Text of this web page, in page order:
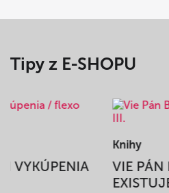
Tipy z E-SHOPU
VYKÚPENIA
Knihy
VIE PÁN